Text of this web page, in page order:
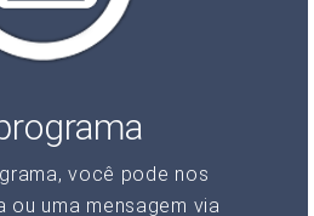
você pode nos
ou uma mensagem via